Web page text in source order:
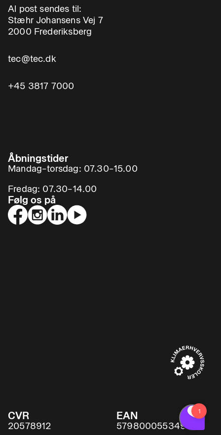
Al post sendes til:
Stæhr Johansens Vej 7
2000 Frederiksberg
tec@tec.dk
+45 3817 7000
Åbningstider
Mandag–torsdag: 07.30–15.00
Fredag: 07.30–14.00
Følg os på
CVR
20578912
EAN
5798000553491